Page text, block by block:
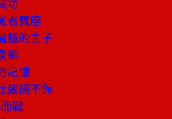
者寶座
腦的主子
鄉
記憶
飯碗不保
戰